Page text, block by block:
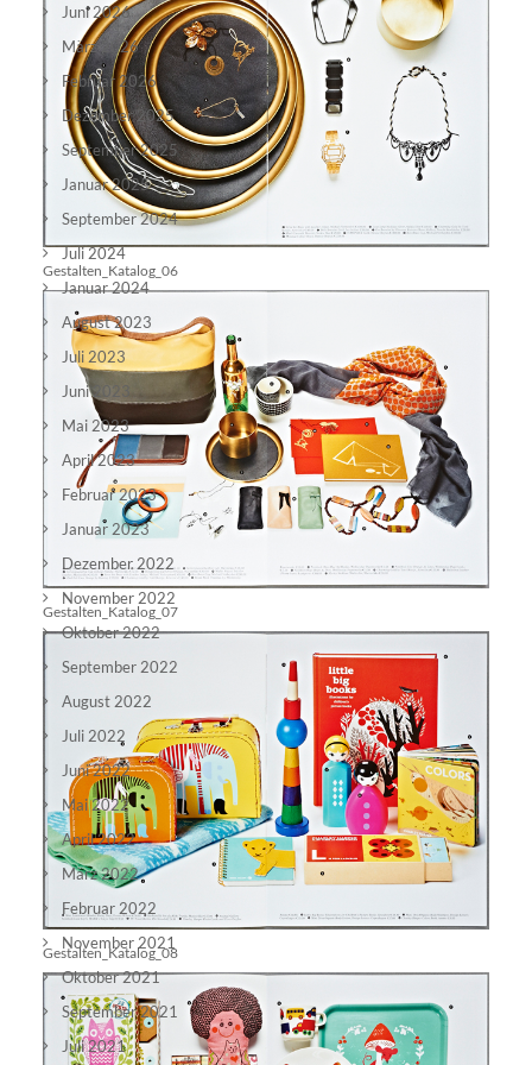
Gestalten_Katalog_06
Gestalten_Katalog_07
Gestalten_Katalog_08
Juni 2026
März 2026
Februar 2026
Dezember 2025
September 2025
Januar 2025
September 2024
Juli 2024
Januar 2024
August 2023
Juli 2023
Juni 2023
Mai 2023
April 2023
Februar 2023
Januar 2023
Dezember 2022
November 2022
Oktober 2022
September 2022
August 2022
Juli 2022
Juni 2022
Mai 2022
April 2022
März 2022
Februar 2022
November 2021
Oktober 2021
September 2021
Juli 2021